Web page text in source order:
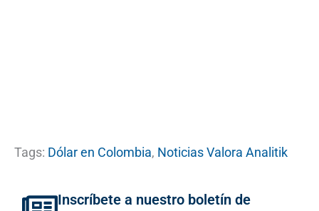
Tags: Dólar en Colombia, Noticias Valora Analitik
Inscríbete a nuestro boletín de